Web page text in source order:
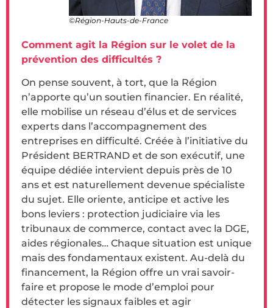
©Région-Hauts-de-France
Comment agit la Région sur le volet de la
prévention des difficultés ?
On pense souvent, à tort, que la Région
n’apporte qu’un soutien financier. En réalité,
elle mobilise un réseau d’élus et de services
experts dans l’accompagnement des
entreprises en difficulté. Créée à l’initiative du
Président BERTRAND et de son exécutif, une
équipe dédiée intervient depuis près de 10
ans et est naturellement devenue spécialiste
du sujet. Elle oriente, anticipe et active les
bons leviers : protection judiciaire via les
tribunaux de commerce, contact avec la DGE,
aides régionales… Chaque situation est unique
mais des fondamentaux existent. Au-delà du
financement, la Région offre un vrai savoir-
faire et propose le mode d’emploi pour
détecter les signaux faibles et agir